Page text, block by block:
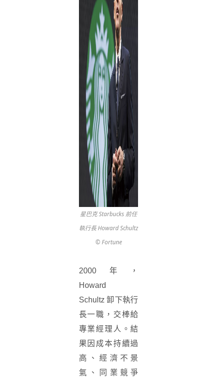
星巴克 Starbucks 前任
執行長 Howard Schultz
© Fortune
2000年，
Howard
Schultz卸下執行
長一職，交棒給
專業經理人。結
果因成本持續過
高、經濟不景
氣、同業競爭